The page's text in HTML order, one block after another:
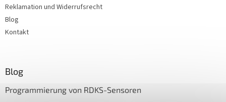
Reklamation und Widerrufsrecht
Blog
Kontakt
Blog
Programmierung von RDKS-Sensoren